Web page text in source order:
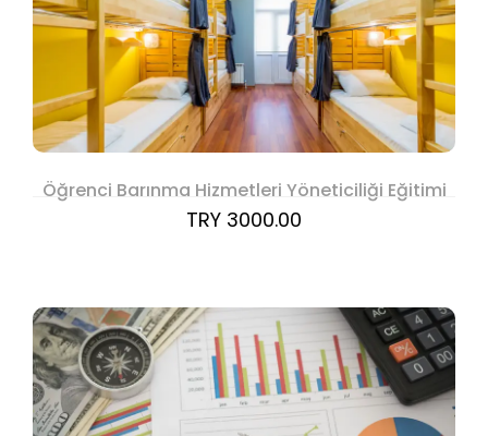
Öğrenci Barınma Hizmetleri Yöneticiliği Eğitimi
TRY 3000.00